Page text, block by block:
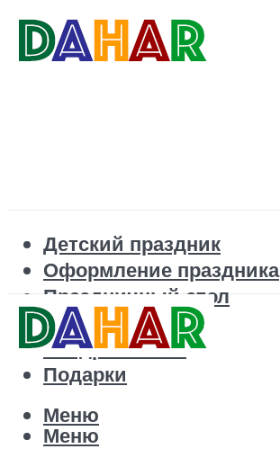
Детский праздник
Оформление праздника
Праздничный стол
Корпоратив
Поздравления
Подарки
Меню
Меню